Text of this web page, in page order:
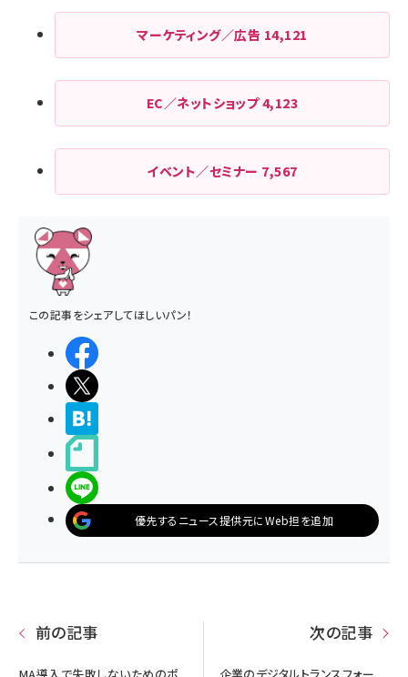
マーケティング／広告 14,121
EC／ネットショップ4,123
イベント／セミナー 7,567
この記事をシェアしてほしいパン！
優先するニュース提供元にWeb担を追加
前の記事 次の記事